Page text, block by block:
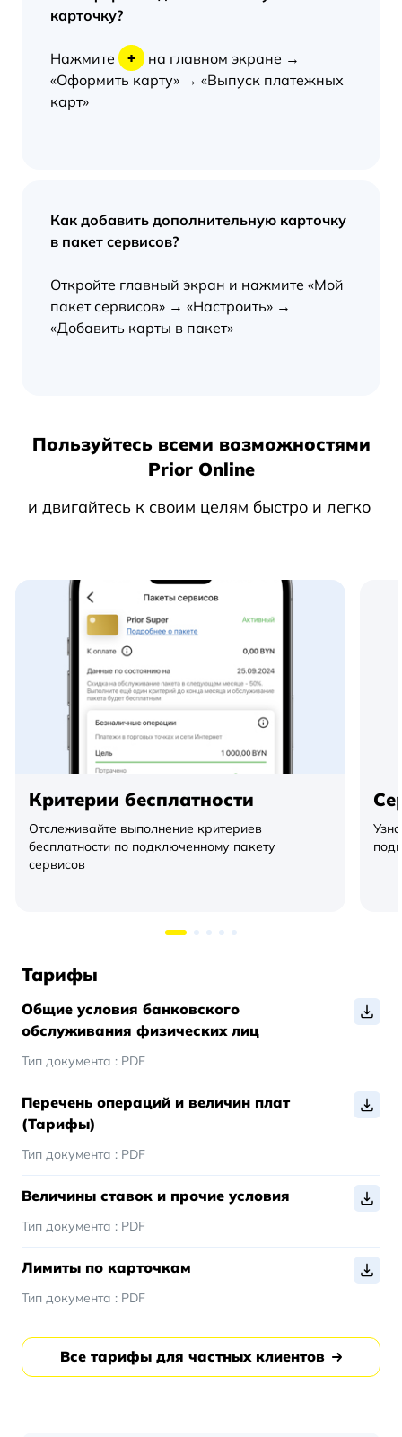
карточку?
Нажмите +
на главном экране →
«Оформить карту» → «Выпуск платежных
карт»
Как добавить дополнительную карточку
в пакет сервисов?
Откройте главный экран и нажмите «Мой
пакет сервисов» → «Настроить» →
«Добавить карты в пакет»
Пользуйтесь всеми возможностями
Prior Online
и двигайтесь к своим целям быстро и легко
Критерии бесплатности
Отслеживайте выполнение критериев
бесплатности по подключенному пакету
сервисов
Тарифы
Общие условия банковского
обслуживания физических лиц
Тип документа : PDF
Перечень операций и величин плат
(Тарифы)
Тип документа : PDF
Величины ставок и прочие условия
Тип документа : PDF
Лимиты по карточкам
Тип документа : PDF
Все тарифы для частных клиентов